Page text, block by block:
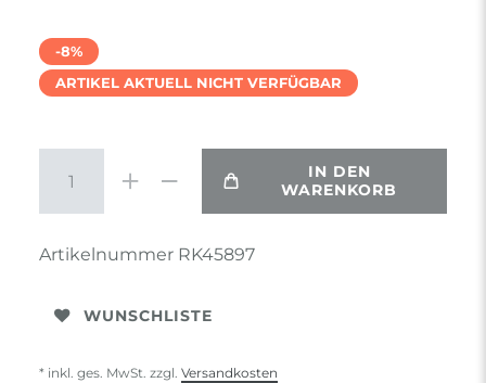
-8%
ARTIKEL AKTUELL NICHT VERFÜGBAR
IN DEN
WARENKORB
Artikelnummer RK45897
WUNSCHLISTE
* inkl. ges. MwSt. zzgl. Versandkosten